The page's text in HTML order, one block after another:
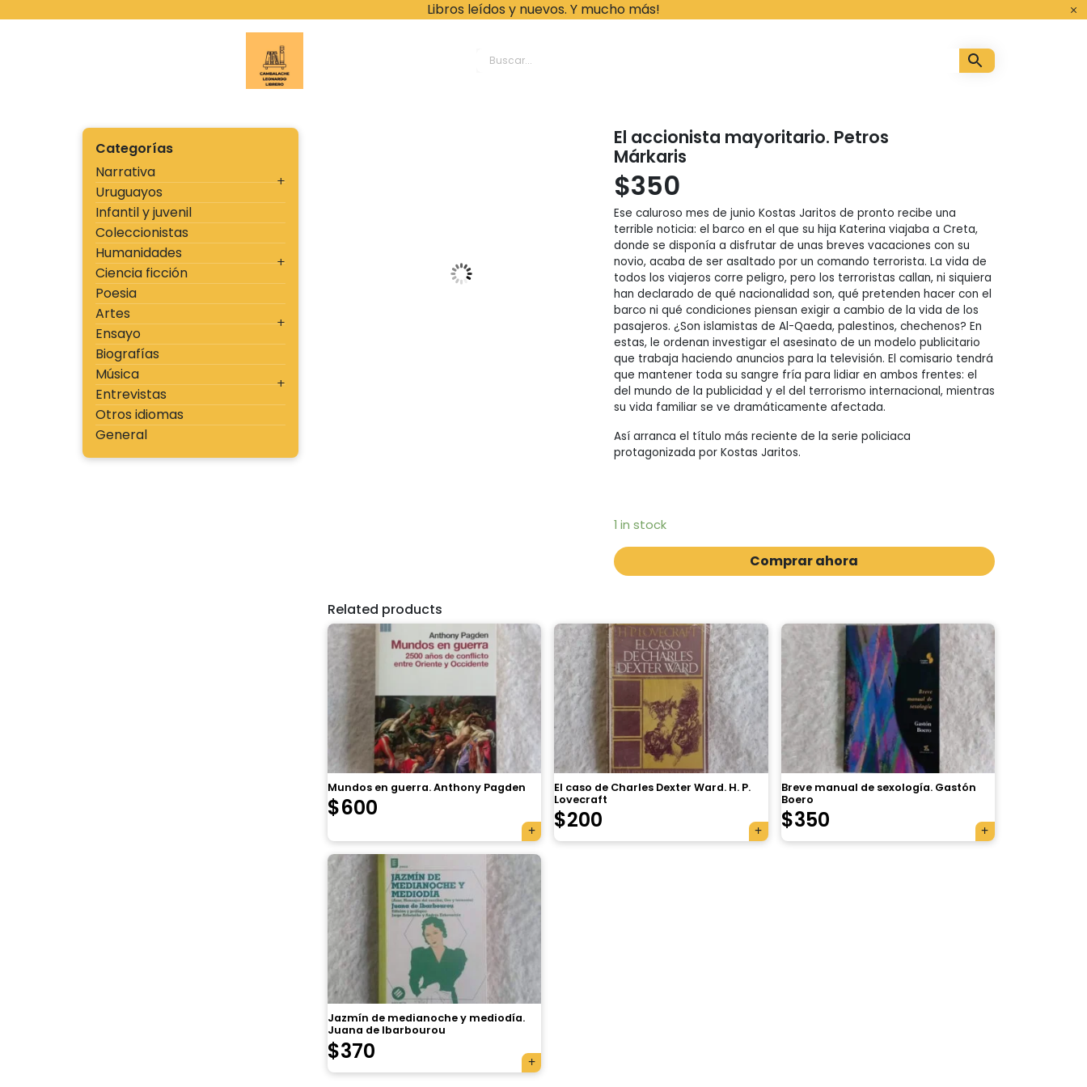
Libros leídos y nuevos. Y mucho más!
Categorías
Narrativa
Uruguayos
Infantil y juvenil
Coleccionistas
Humanidades
Ciencia ficción
Poesia
Artes
Ensayo
Biografías
Música
Entrevistas
Otros idiomas
General
El accionista mayoritario. Petros
Márkaris
$350
Ese caluroso mes de junio Kostas Jaritos de pronto recibe una
terrible noticia: el barco en el que su hija Katerina viajaba a Creta,
donde se disponía a disfrutar de unas breves vacaciones con su
novio, acaba de ser asaltado por un comando terrorista. La vida de
todos los viajeros corre peligro, pero los terroristas callan, ni siquiera
han declarado de qué nacionalidad son, qué pretenden hacer con el
barco ni qué condiciones piensan exigir a cambio de la vida de los
pasajeros. ¿Son islamistas de Al-Qaeda, palestinos, chechenos? En
estas, le ordenan investigar el asesinato de un modelo publicitario
que trabaja haciendo anuncios para la televisión. El comisario tendrá
que mantener toda su sangre fría para lidiar en ambos frentes: el
del mundo de la publicidad y el del terrorismo internacional, mientras
su vida familiar se ve dramáticamente afectada.
Así arranca el título más reciente de la serie policiaca
protagonizada por Kostas Jaritos.
1 in stock
Comprar ahora
Related products
Mundos en guerra. Anthony Pagden
$600
El caso de Charles Dexter Ward. H. P.
Lovecraft
$200
Breve manual de sexología. Gastón
Boero
$350
Jazmín de medianoche y mediodía.
Juana de Ibarbourou
$370